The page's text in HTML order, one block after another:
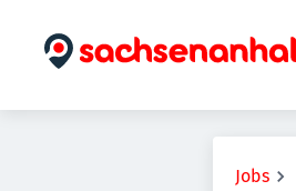
Jobs